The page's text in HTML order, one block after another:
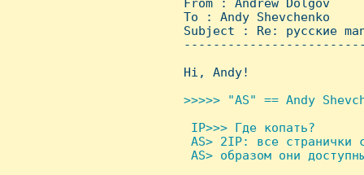
From : Andrew Dolgov
To : Andy Shevchenko
Subject : Re: русские
Hi, Andy!
>>>>> "AS" == Andy
IP>>> Где копать?
AS> 2IP: все странички
AS> образом они